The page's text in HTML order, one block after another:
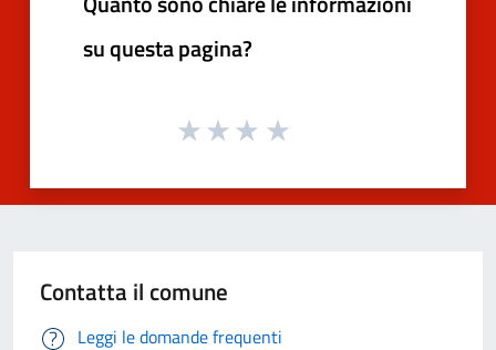
su questa pagina?
Contatta il comune
Leggi le domande frequenti